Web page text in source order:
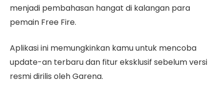
menjadi pembahasan hangat di kalangan para
pemain Free Fire.
Aplikasi ini memungkinkan kamu untuk mencoba
update-an terbaru dan fitur eksklusif sebelum versi
resmi dirilis oleh Garena.